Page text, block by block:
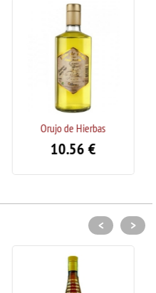
Licor de Orujo o
< >